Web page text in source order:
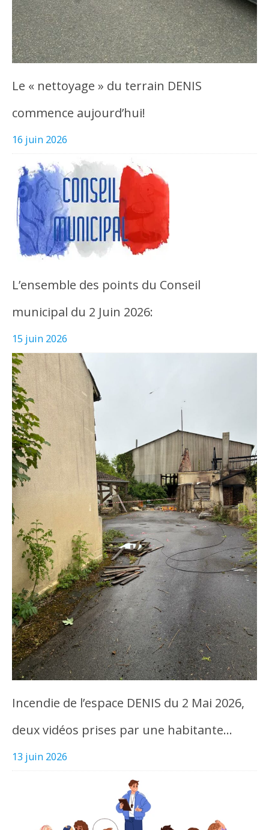
Le « nettoyage » du terrain DENIS
commence aujourd’hui!
16 juin 2026
L’ensemble des points du Conseil
municipal du 2 Juin 2026:
15 juin 2026
Incendie de l’espace DENIS du 2 Mai 2026,
deux vidéos prises par une habitante…
13 juin 2026